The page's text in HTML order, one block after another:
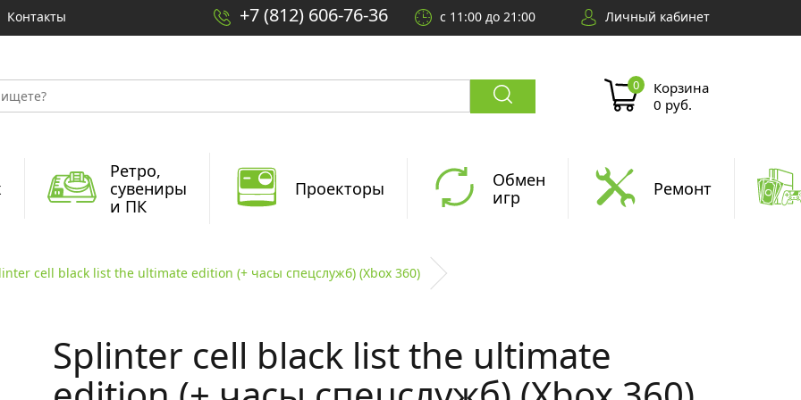
Контакты +7 (812) 606-76-36 с 11:00 до 21:00 Личный кабинет
Корзина
0 руб.
Ретро,
сувениры
и ПК
Проекторы
Обмен
игр
Ремонт
cell black list the ultimate edition (+ часы спецслужб) (Xbox 360)
Splinter cell black list the ultimate